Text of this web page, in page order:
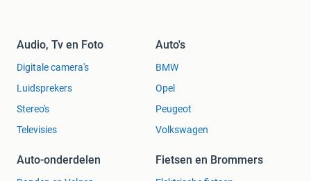
Audio, Tv en Foto
Digitale camera's
Luidsprekers
Stereo's
Televisies
Auto's
BMW
Opel
Peugeot
Volkswagen
Auto-onderdelen Fietsen en Brommers